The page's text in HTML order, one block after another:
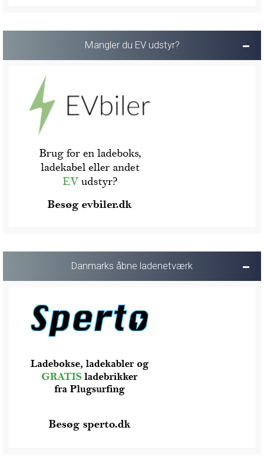
Mangler du EV udstyr?
Danmarks åbne ladenetværk